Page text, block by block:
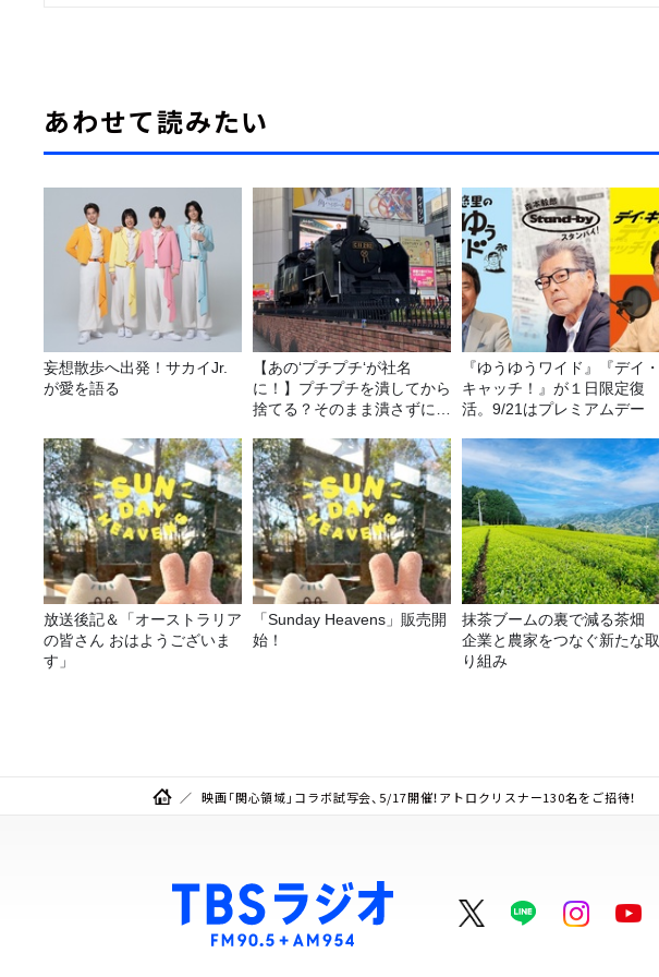
あわせて読みたい
妄想散歩へ出発！サカイJr.
が愛を語る
【あの‘プチプチ‘が社名
に！】プチプチを潰してから
捨てる？そのまま潰さずに捨
『ゆうゆうワイド』『デイ・
キャッチ！』が１日限定復
活。9/21はプレミアムデー
放送後記＆「オーストラリア
の皆さん おはようございま
す」
「Sunday Heavens」販売開
始！
抹茶ブームの裏で減る茶畑
企業と農家をつなぐ新たな取
り組み
映画「関心領域」コラボ試写会、5/17開催！アトロクリスナー130名をご招待！